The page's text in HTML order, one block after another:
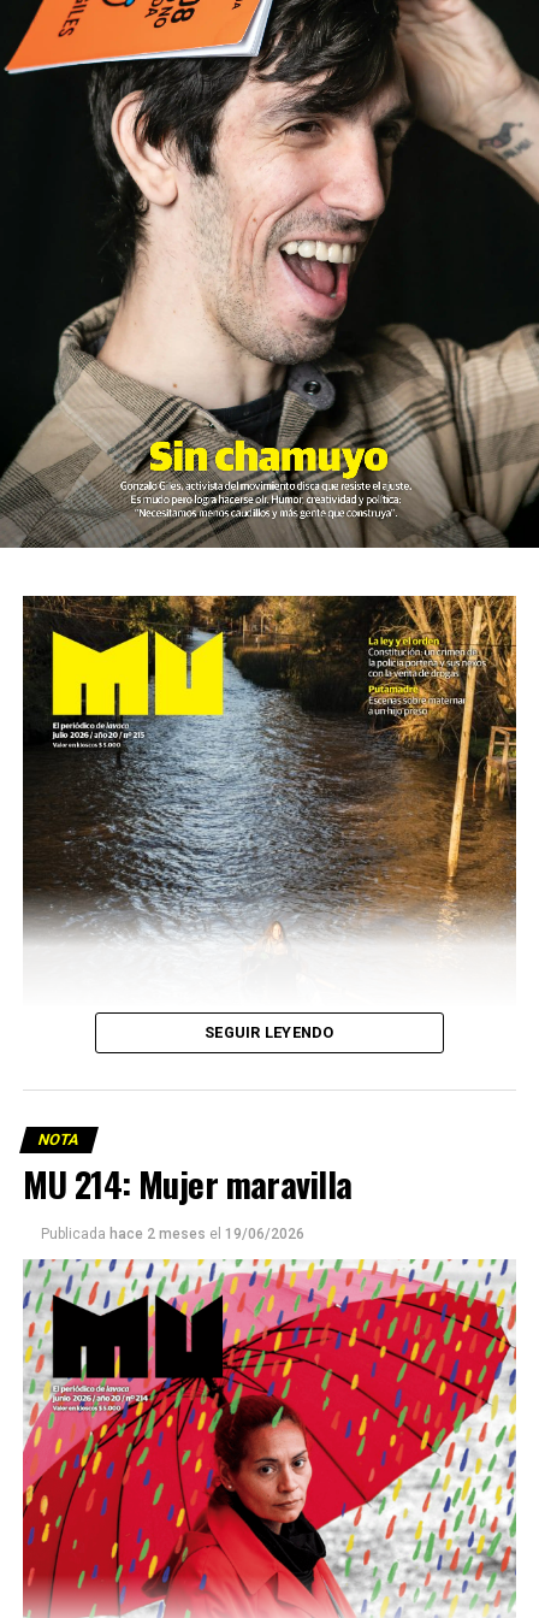
Este número 215 de MU ☝️viene con doble tapa, que
podría ser una frase:
Sin chamuyo, a remarla.
Descargar la Mu en PDF
SEGUIR LEYENDO
NOTA
MU 214: Mujer maravilla
Publicada hace 2 meses el 19/06/2026